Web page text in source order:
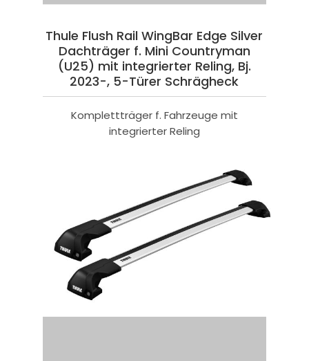
Thule Flush Rail WingBar Edge Silver
Dachträger f. Mini Countryman
(U25) mit integrierter Reling, Bj.
2023-, 5-Türer Schrägheck
Komplettträger f. Fahrzeuge mit
integrierter Reling